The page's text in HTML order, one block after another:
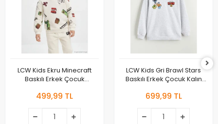
LCW Kids Ekru Minecraft
Baskılı Erkek Çocuk
499,99 TL
LCW Kids Gri Brawl Stars
Baskılı Erkek Çocuk Kalın
699,99 TL